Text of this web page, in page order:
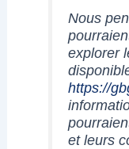
Nous
explorer
https://
et leurs